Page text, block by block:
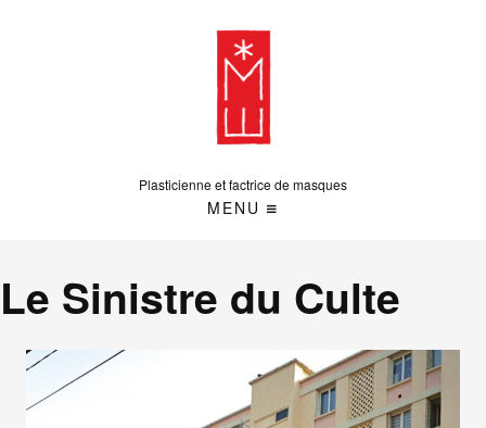
Plasticienne et factrice de masques
MENU
Le Sinistre du Culte